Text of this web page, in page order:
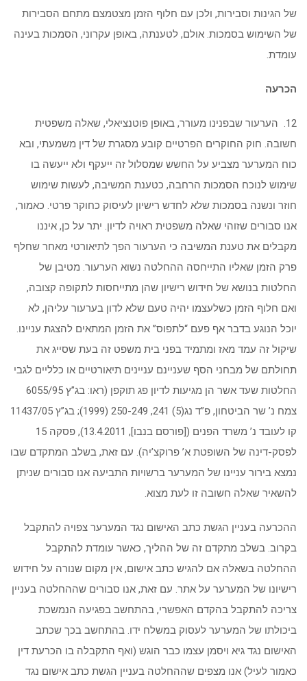
של הגינות וסבירות, ולכן עם חלוף הזמן מצטמצם מתחם הסבירות
של השימוש בסמכות. אולם, לטענתה, באופן עקרוני, הסמכות בעינה
עומדת.
הכרעה
12. הערעור שבפנינו מעורר, באופן פוטנציאלי, שאלה משפטית
חשובה. חוק החוקרים הפרטיים קובע מסגרת של דין משמעתי, ובא
כוח המערער מצביע על החשש שמסלול זה ייעקף ולא ייעשה בו
שימוש לנוכח הסמכות הרחבה, כטענת המשיבה, לעשות שימוש
חוזר ונשנה בסמכות שלא לחדש רישיון לעיסוק כחוקר פרטי. כאמור,
אנו סבורים שזוהי שאלה משפטית ראויה לדיון. יתר על כן, איננו
מקבלים את טענת המשיבה כי הערעור הפך לתיאורטי מאחר שחלף
פרק הזמן שאליו התייחסה ההחלטה נשוא הערעור. מטיבן של
החלטות בנושא של חידוש רישיון שהן מתייחסות לתקופה קצובה,
ואם חלוף הזמן כשלעצמו יהיה טעם שלא לדון בערעור עליהן, לא
יוכל הנוגע בדבר אף פעם “לתפוס” את הזמן המתאים להצגת עניינו.
שיקול זה עמד מאז ומתמיד בפני בית משפט זה בעת שסייג את
תחולתם של מבחני הסף שעניינם עניינים תיאורטיים או כלליים לגבי
החלטות שעד אשר הן מגיעות לדיון פג תוקפן (ראו: בג”ץ 6055/95
צמח נ’ שר הביטחון, פ”ד נג(5) 241, 250-249 (1999); בג”ץ 11437/05
קו לעובד נ’ משרד הפנים ([פורסם בנבו], 13.4.2011), פסקה 15
לפסק-דינה של השופטת א’ פרוקצ’יה). עם זאת, בשלב המתקדם שבו
נמצא בירור עניינו של המערער ברשויות התביעה אנו סבורים שניתן
להשאיר שאלה חשובה זו לעת מצוא.
ההכרעה בעניין הגשת כתב האישום נגד המערער צפויה להתקבל
בקרוב. בשלב מתקדם זה של ההליך, כאשר עומדת להתקבל
ההחלטה בשאלה אם להגיש כתב אישום, אין מקום שנורה על חידוש
רישיונו של המערער על אתר. עם זאת, אנו סבורים שההחלטה בעניין
צריכה להתקבל בהקדם האפשרי, בהתחשב בפגיעה הנמשכת
ביכולתו של המערער לעסוק במשלח ידו. בהתחשב בכך שכתב
האישום נגד גיא ויסמן עצמו כבר הוגש (ואף התקבלה בו הכרעת דין
כאמור לעיל) אנו מצפים שההחלטה בעניין הגשת כתב אישום נגד